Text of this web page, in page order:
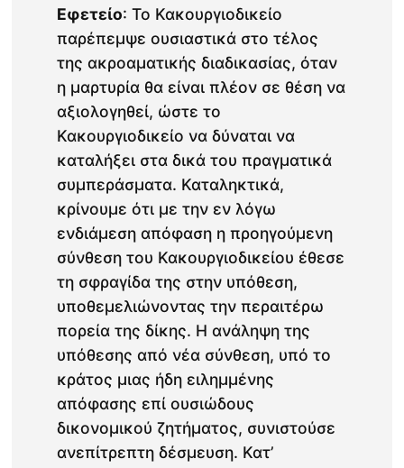
Εφετείο: Το Κακουργιοδικείο
παρέπεμψε ουσιαστικά στο τέλος
της ακροαματικής διαδικασίας, όταν
η μαρτυρία θα είναι πλέον σε θέση να
αξιολογηθεί, ώστε το
Κακουργιοδικείο να δύναται να
καταλήξει στα δικά του πραγματικά
συμπεράσματα. Καταληκτικά,
κρίνουμε ότι με την εν λόγω
ενδιάμεση απόφαση η προηγούμενη
σύνθεση του Κακουργιοδικείου έθεσε
τη σφραγίδα της στην υπόθεση,
υποθεμελιώνοντας την περαιτέρω
πορεία της δίκης. Η ανάληψη της
υπόθεσης από νέα σύνθεση, υπό το
κράτος μιας ήδη ειλημμένης
απόφασης επί ουσιώδους
δικονομικού ζητήματος, συνιστούσε
ανεπίτρεπτη δέσμευση. Κατ’